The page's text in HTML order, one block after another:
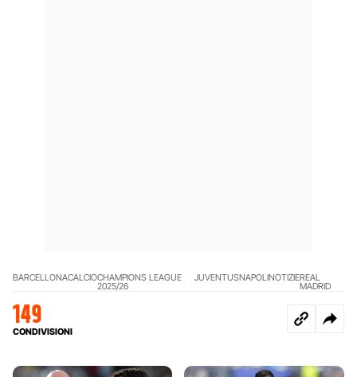
BARCELLONACALCIOCHAMPIONS LEAGUE
2025/26
JUVENTUSNAPOLINOTIZIEREAL
MADRID
149
CONDIVISIONI